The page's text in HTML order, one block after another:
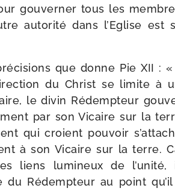
gou­ver­ner tous les
auto­ri­té dans l’Eglise est
que donne Pie XII : «
du Christ se limite à
le divin Rédempteur
par son Vicaire sur la
qui croient pou­voir
à son Vicaire sur la terre.
liens lumi­neux de l’u­ni­té,
du Rédempteur au point